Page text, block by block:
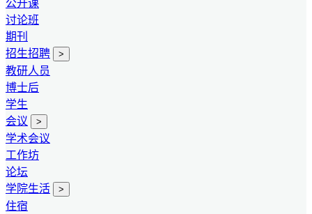
公开课
讨论班
期刊
招生招聘
>
教研人员
博士后
学生
会议
>
学术会议
工作坊
论坛
学院生活
>
住宿